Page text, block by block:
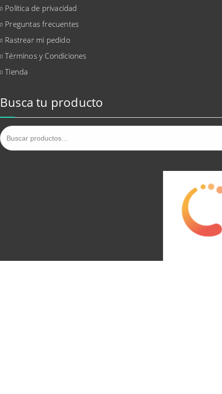
Política de privacidad
Preguntas frecuentes
Rastrear mi pedido
Términos y Condiciones
Tienda
Busca tu producto
Buscar
por: